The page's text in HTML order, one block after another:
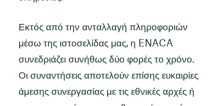
Εκτός από την ανταλλαγή πληροφοριών
μέσω της ιστοσελίδας μας, η ENACA
συνεδριάζει συνήθως δύο φορές το χρόνο.
Οι συναντήσεις αποτελούν επίσης ευκαιρίες
άμεσης συνεργασίας με τις εθνικές αρχές ή